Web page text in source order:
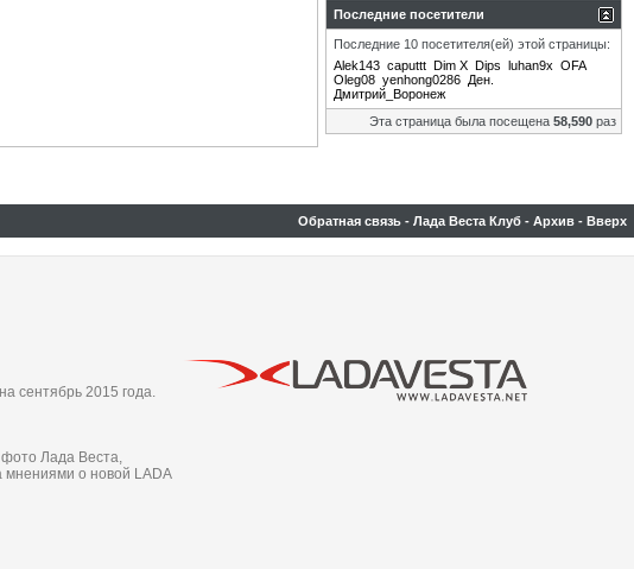
Последние посетители
Последние 10 посетителя(ей) этой страницы:
Alek143 caputtt Dim X Dips luhan9x OFA
Oleg08 yenhong0286 Ден.
Дмитрий_Воронеж
Эта страница была посещена 58,590 раз
Обратная связь - Лада Веста Клуб - Архив - Вверх
сентябрь 2015 года.
фото Лада Веста,
мнениями о новой LADA